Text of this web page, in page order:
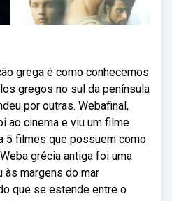
grega é como conhecemos
gregos no sul da península
por outras. Webafinal,
ao cinema e viu um filme
5 filmes que possuem como
grécia antiga foi uma
margens do mar
que se estende entre o